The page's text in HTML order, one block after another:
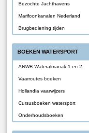
Bezochte Jachthavens
Marifoonkanalen Nederland
Brugbediening tijden
BOEKEN WATERSPORT
ANWB Wateralmanak 1 en 2
Vaarroutes boeken
Hollandia vaarwijzers
Cursusboeken watersport
Onderhoudsboeken